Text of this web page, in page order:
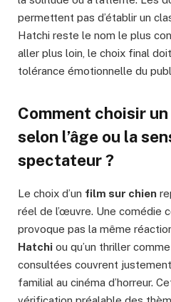
permettent pas d’établir un
Hatchi reste le nom le plus
aller plus loin, le choix final
tolérance émotionnelle du
Comment choisir
selon l’âge ou la
spectateur ?
Le choix d’un film sur chien
réel de l’œuvre. Une comédie
provoque pas la même
Hatchi ou qu’un thriller comme
consultées couvrent
familial au cinéma d’horreur.